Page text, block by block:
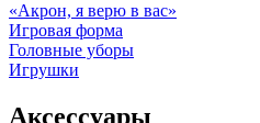
«Акрон, я верю в вас»
Игровая форма
Головные уборы
Игрушки
Аксессуары